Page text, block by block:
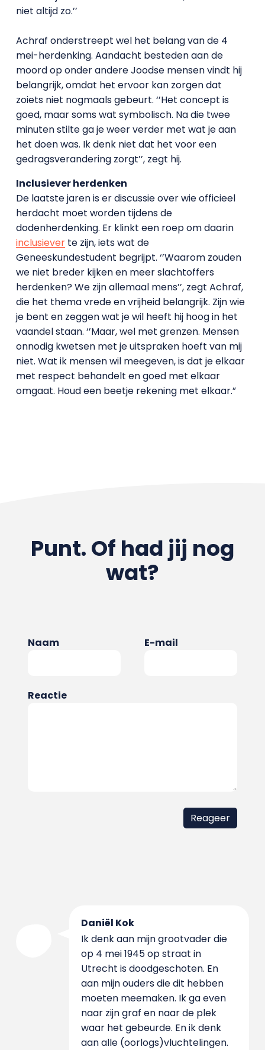
niet altijd zo.’’
Achraf onderstreept wel het belang van de 4
mei-herdenking. Aandacht besteden aan de
moord op onder andere Joodse mensen vindt hij
belangrijk, omdat het ervoor kan zorgen dat
zoiets niet nogmaals gebeurt. ‘’Het concept is
goed, maar soms wat symbolisch. Na die twee
minuten stilte ga je weer verder met wat je aan
het doen was. Ik denk niet dat het voor een
gedragsverandering zorgt’’, zegt hij.
Inclusiever herdenken
De laatste jaren is er discussie over wie officieel
herdacht moet worden tijdens de
dodenherdenking. Er klinkt een roep om daarin
inclusieverte zijn, iets wat de
Geneeskundestudent begrijpt. ‘’Waarom zouden
we niet breder kijken en meer slachtoffers
herdenken? We zijn allemaal mens’’, zegt Achraf,
die het thema vrede en vrijheid belangrijk. Zijn wie
je bent en zeggen wat je wil heeft hij hoog in het
vaandel staan. ‘’Maar, wel met grenzen. Mensen
onnodig kwetsen met je uitspraken hoeft van mij
niet. Wat ik mensen wil meegeven, is dat je elkaar
met respect behandelt en goed met elkaar
omgaat. Houd een beetje rekening met elkaar.”
Punt. Of had jij nog
wat?
Naam E-mail
Reactie
Daniël Kok
Ik denk aan mijn grootvader die
op 4 mei 1945 op straat in
Utrecht is doodgeschoten. En
aan mijn ouders die dit hebben
moeten meemaken. Ik ga even
naar zijn graf en naar de plek
waar het gebeurde. En ik denk
aan alle (oorlogs)vluchtelingen.